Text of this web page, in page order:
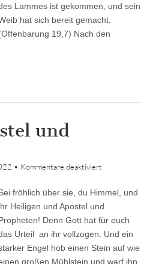
Lammes ist gekommen, und sein
hat sich bereit gemacht.
19,7) Nach den
und
• Kommentare deaktiviert
und
Propheten
fröhlich über sie, du Himmel, und
Heiligen und Apostel und
Denn Gott hat für euch
Urteil an ihr vollzogen. Und ein
Engel hob einen Stein auf wie
großen Mühlstein und warf ihn